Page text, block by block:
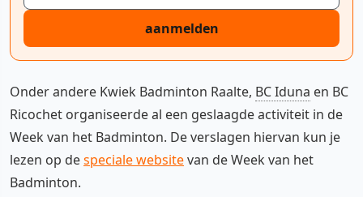
aanmelden
Onder andere Kwiek Badminton Raalte, BC Iduna en BC
Ricochet organiseerde al een geslaagde activiteit in de
Week van het Badminton. De verslagen hiervan kun je
lezen op despeciale websitevan de Week van het
Badminton.